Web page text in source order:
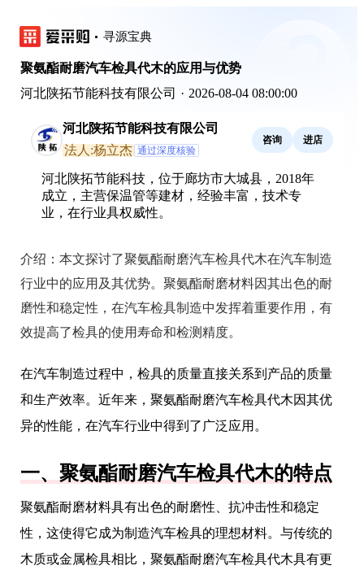
寻源宝典
聚氨酯耐磨汽车检具代木的应用与优势
河北陕拓节能科技有限公司 · 2026-08-04 08:00:00
河北陕拓节能科技有限公司
法人:杨立杰 通过深度核验
咨询 进店
河北陕拓节能科技，位于廊坊市大城县，2018年
成立，主营保温管等建材，经验丰富，技术专
业，在行业具权威性。
介绍： 本文探讨了聚氨酯耐磨汽车检具代木在汽车制造
行业中的应用及其优势。聚氨酯耐磨材料因其出色的耐
磨性和稳定性，在汽车检具制造中发挥着重要作用，有
效提高了检具的使用寿命和检测精度。
在汽车制造过程中，检具的质量直接关系到产品的质量
和生产效率。近年来，聚氨酯耐磨汽车检具代木因其优
异的性能，在汽车行业中得到了广泛应用。
一、聚氨酯耐磨汽车检具代木的特点
聚氨酯耐磨材料具有出色的耐磨性、抗冲击性和稳定
性，这使得它成为制造汽车检具的理想材料。与传统的
木质或金属检具相比，聚氨酯耐磨汽车检具代木具有更